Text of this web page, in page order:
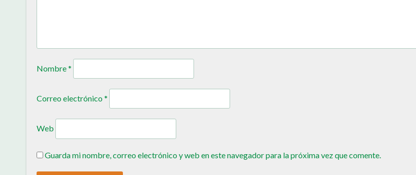
Nombre*
Correo electrónico*
Web
Guarda mi nombre, correo electrónico y web en este navegador para la próxima vez que comente.